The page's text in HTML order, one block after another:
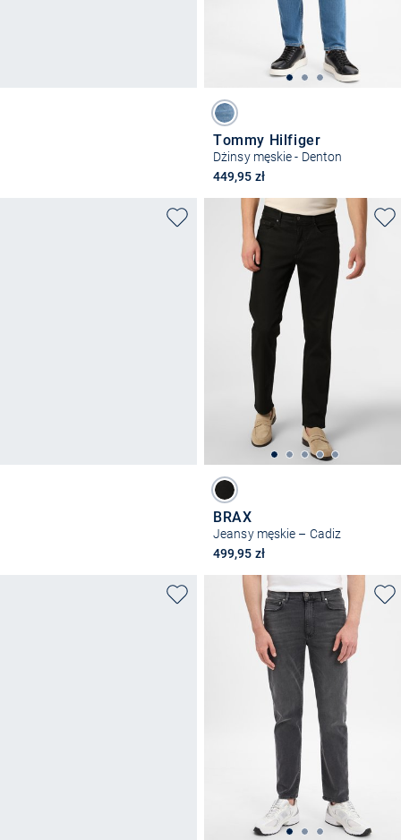
Tommy Hilfiger
Dżinsy męskie - Denton
449,95 zł
BRAX
Jeansy męskie – Cadiz
499,95 zł